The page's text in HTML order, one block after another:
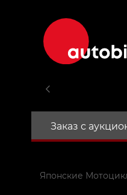
Заказ с
Японские